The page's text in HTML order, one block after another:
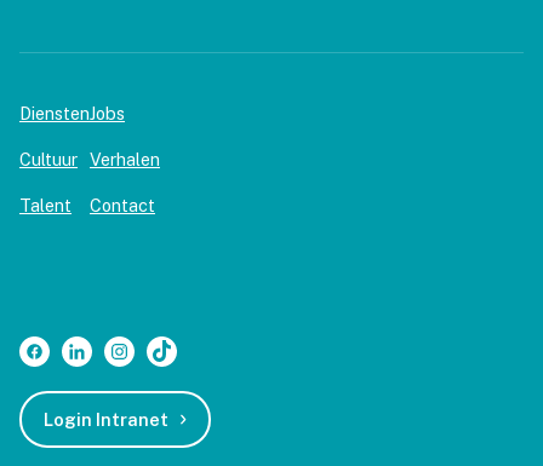
Diensten
Cultuur
Talent
Jobs
Verhalen
Contact
Login Intranet